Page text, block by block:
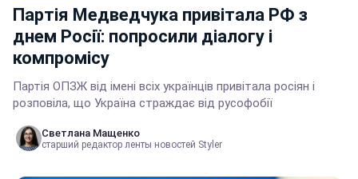
Партія Медведчука привітала РФ з
днем Росії: попросили діалогу і
компромісу
Партія ОПЗЖ від імені всіх українців привітала росіян і
розповіла, що Україна страждає від русофобії
Светлана Мащенко
старший редактор ленты новостей Styler